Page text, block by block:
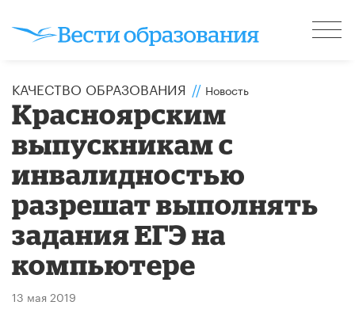
КАЧЕСТВО ОБРАЗОВАНИЯ // Новость
Красноярским
выпускникам с
инвалидностью
разрешат выполнять
задания ЕГЭ на
компьютере
13 мая 2019